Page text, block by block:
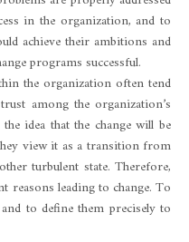
in the organization, and to
achieve their ambitions and
programs successful.
the organization often tend
among the organization’s
idea that the change will be
view it as a transition from
turbulent state. Therefore,
reasons leading to change. To
to define them precisely to